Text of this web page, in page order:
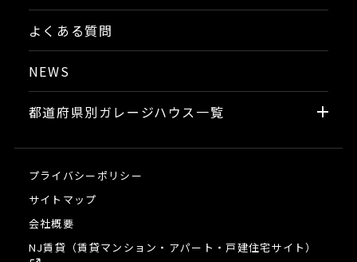
よくある質問
NEWS
都道府県別ガレージハウス一覧
プライバシーポリシー
サイトマップ
会社概要
NJ賃貸（賃貸マンション・アパート・戸建住宅サイト）